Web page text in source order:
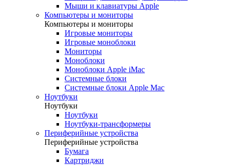
Мыши и клавиатуры Apple
Компьютеры и мониторы
Компьютеры и мониторы
Игровые мониторы
Игровые моноблоки
Мониторы
Моноблоки
Моноблоки Apple iMac
Системные блоки
Системные блоки Apple Mac
Ноутбуки
Ноутбуки
Ноутбуки
Ноутбуки-трансформеры
Периферийные устройства
Периферийные устройства
Бумага
Картриджи